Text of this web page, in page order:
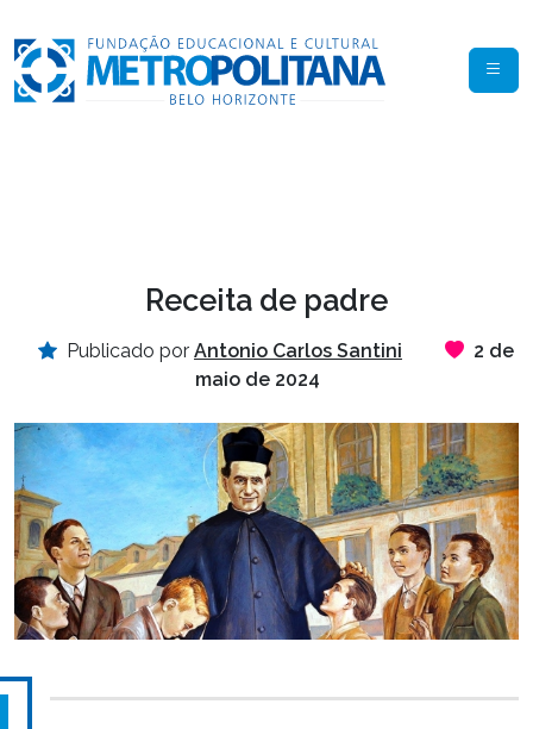
Receita de padre
Publicado por Antonio Carlos Santini
2 de
maio de 2024